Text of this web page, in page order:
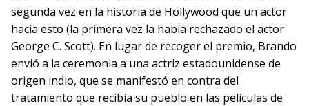
segunda vez en la historia de Hollywood que un actor
hacía esto (la primera vez la había rechazado el actor
George C. Scott). En lugar de recoger el premio, Brando
envió a la ceremonia a una actriz estadounidense de
origen indio, que se manifestó en contra del
tratamiento que recibía su pueblo en las películas de